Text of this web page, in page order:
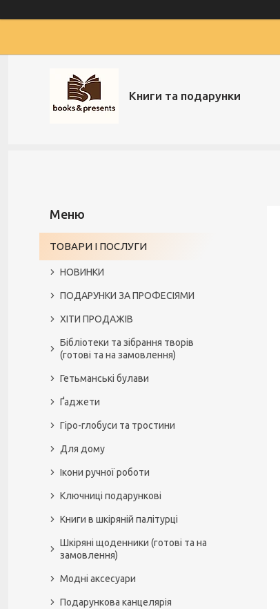
Книги та подарунки
ТОВАРИ І ПОСЛУГИ
НОВИНКИ
ПОДАРУНКИ ЗА ПРОФЕСІЯМИ
ХІТИ ПРОДАЖІВ
Бібліотеки та зібрання творів
(готові та на замовлення)
Гетьманські булави
Ґаджети
Гіро-глобуси та тростини
Для дому
Ікони ручної роботи
Ключниці подарункові
Книги в шкіряній палітурці
Шкіряні щоденники (готові та на
замовлення)
Модні аксесуари
Подарункова канцелярія